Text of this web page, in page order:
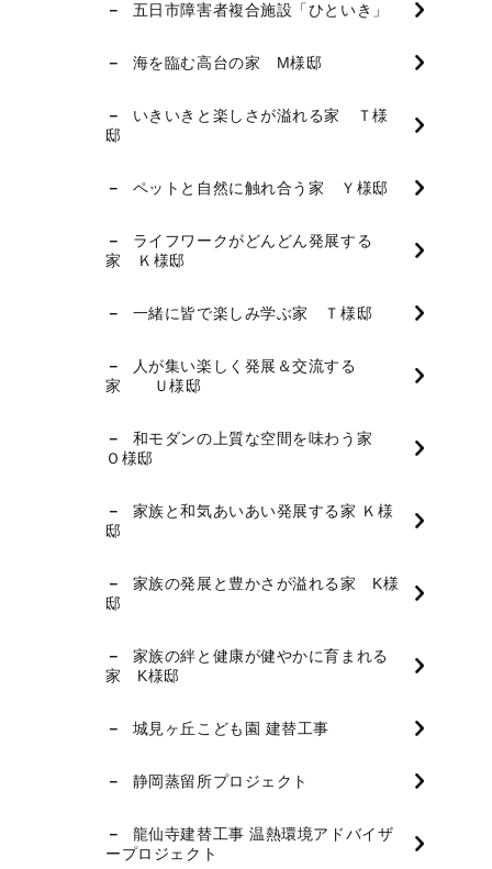
五日市障害者複合施設「ひといき」
海を臨む高台の家 M様邸
いきいきと楽しさが溢れる家 Ｔ様
邸
ペットと自然に触れ合う家 Ｙ様邸
ライフワークがどんどん発展する
家 Ｋ様邸
一緒に皆で楽しみ学ぶ家 Ｔ様邸
人が集い楽しく発展＆交流する
家 Ｕ様邸
和モダンの上質な空間を味わう家
Ｏ様邸
家族と和気あいあい発展する家 Ｋ様
邸
家族の発展と豊かさが溢れる家 K様
邸
家族の絆と健康が健やかに育まれる
家 K様邸
城見ヶ丘こども園 建替工事
静岡蒸留所プロジェクト
龍仙寺建替工事 温熱環境アドバイザ
ープロジェクト